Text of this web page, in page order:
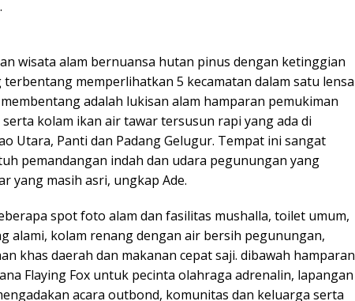
wisata alam bernuansa hutan pinus dengan ketinggian
terbentang memperlihatkan 5 kecamatan dalam satu lensa
adalah lukisan alam hamparan pemukiman
kolam ikan air tawar tersusun rapi yang ada di
Utara, Panti dan Padang Gelugur. Tempat ini sangat
pemandangan indah dan udara pegunungan yang
yang masih asri, ungkap Ade.
spot foto alam dan fasilitas mushalla, toilet umum,
alami, kolam renang dengan air bersih pegunungan,
khas daerah dan makanan cepat saji. dibawah hamparan
Flaying Fox untuk pecinta olahraga adrenalin, lapangan
acara outbond, komunitas dan keluarga serta